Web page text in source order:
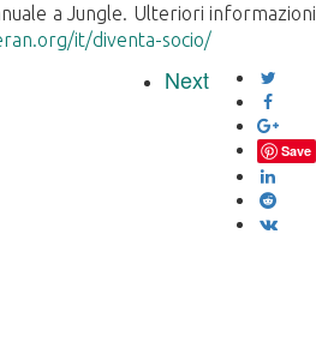
a Jungle. Ulteriori informazioni
it/diventa-socio/
Save
Next